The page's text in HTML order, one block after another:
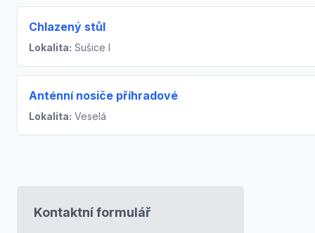
Chlazený stůl
Lokalita: Sušice I
Anténní nosiče příhradové
Lokalita: Veselá
Kontaktní formulář